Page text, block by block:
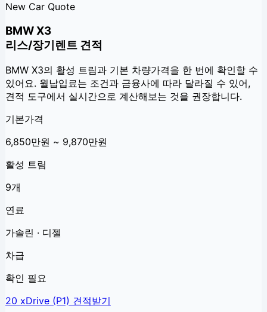
New Car Quote
BMW X3
리스/장기렌트 견적
BMW X3의 활성 트림과 기본 차량가격을 한 번에 확인할 수
있어요. 월납입료는 조건과 금융사에 따라 달라질 수 있어,
견적 도구에서 실시간으로 계산해보는 것을 권장합니다.
기본가격
6,850만원 ~ 9,870만원
활성 트림
9개
연료
가솔린 · 디젤
차급
확인 필요
20 xDrive (P1) 견적받기